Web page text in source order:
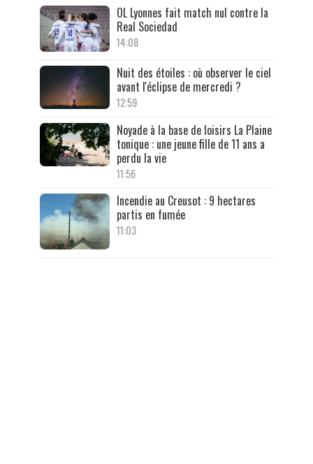
OL Lyonnes fait match nul contre la
Real Sociedad
14:08
Nuit des étoiles : où observer le ciel
avant l'éclipse de mercredi ?
12:59
Noyade à la base de loisirs La Plaine
tonique : une jeune fille de 11 ans a
perdu la vie
11:56
Incendie au Creusot : 9 hectares
partis en fumée
11:03